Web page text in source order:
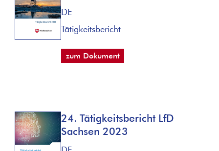
DE
Tätigkeitsbericht
zum Dokument
24. Tätigkeitsbericht LfD
Sachsen 2023